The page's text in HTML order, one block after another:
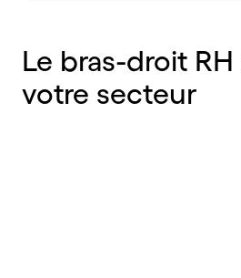
Le bras-droit RH
votre secteur